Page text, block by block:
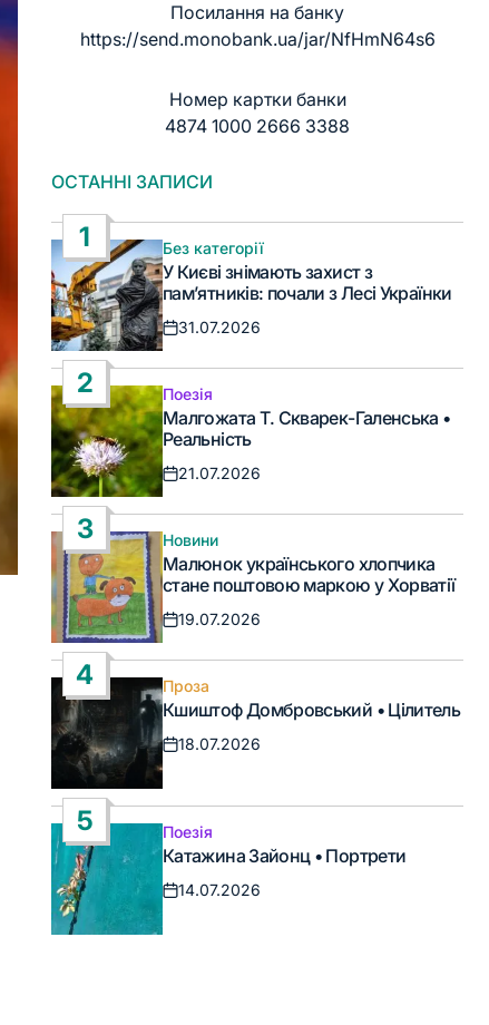
Посилання на банку
https://send.monobank.ua/jar/NfHmN64s6
Номер картки банки
4874 1000 2666 3388
ОСТАННІ ЗАПИСИ
1
Опублікувати
у
Без категорії
У Києві знімають захист з
пам’ятників: почали з Лесі Українки
Дата
31.07.2026
2
Опублікувати
у
Поезія
Малгожата Т. Скварек-Галенська •
Реальність
Дата
21.07.2026
3
Опублікувати
у
Новини
Малюнок українського хлопчика
стане поштовою маркою у Хорватії
Дата
19.07.2026
4
Опублікувати
у
Проза
Кшиштоф Домбровський • Цілитель
Дата
запису
18.07.2026
5
Опублікувати
у
Поезія
Катажина Зайонц • Портрети
Дата
14.07.2026